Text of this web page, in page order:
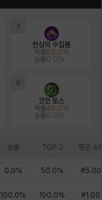
3
천상의 수집품
픽률
승률
60.0%
0.0%
6
코인 토스
픽률
승률
40.0%
0.0%
승률 TOP 3 평균 순
0.0% 50.0% #5.00
100.0% 100.0% #1.00